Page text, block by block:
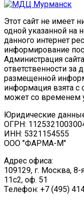
Этот сайт не имеет
одной указанной на
данного интернет
информирование
Администрация
ответственности за
размещенной
информация взята с
может со временем
Юридические
ОГРН:
ИНН: 5321154555
ООО "ФАРМА-М"
Адрес офиса:
109129, г. Москва,
11с2, оф. 51
Tелефон: +7 (495)